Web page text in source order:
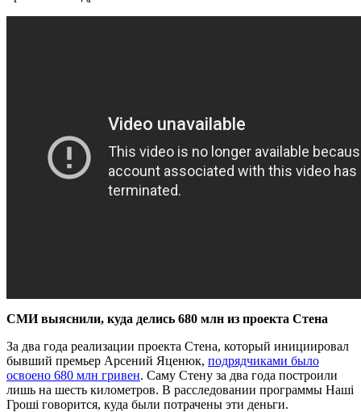
СМИ выяснили, куда делись 680 млн из проекта Стена
За два года реализации проекта Стена, который инициировал
бывший премьер Арсений Яценюк, подрядчиками было
освоено 680 млн гривен. Саму Стену за два года построили
лишь на шесть километров. В расследовании программы Наші
Гроші говорится, куда были потрачены эти деньги.